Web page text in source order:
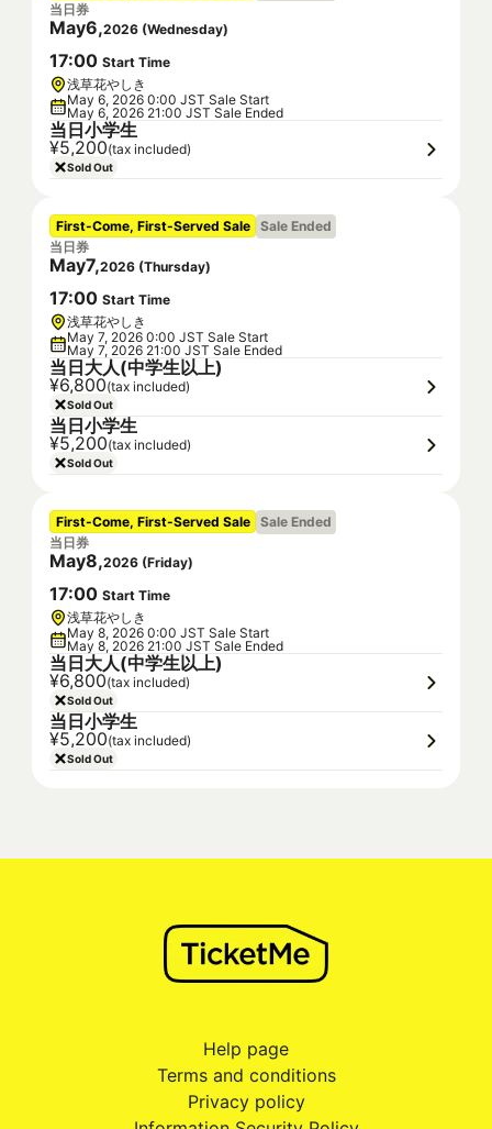
当日券
May6,2026 (Wednesday)
17:00 Start Time
浅草花やしき
May 6, 2026 0:00 JST Sale Start
May 6, 2026 21:00 JST Sale Ended
当日小学生
¥5,200(tax included)
Sold Out
First-Come, First-Served Sale Sale Ended
当日券
May7,2026 (Thursday)
17:00 Start Time
浅草花やしき
May 7, 2026 0:00 JST Sale Start
May 7, 2026 21:00 JST Sale Ended
当日大人(中学生以上)
¥6,800(tax included)
Sold Out
当日小学生
¥5,200(tax included)
Sold Out
First-Come, First-Served Sale Sale Ended
当日券
May8,2026 (Friday)
17:00 Start Time
浅草花やしき
May 8, 2026 0:00 JST Sale Start
May 8, 2026 21:00 JST Sale Ended
当日大人(中学生以上)
¥6,800(tax included)
Sold Out
当日小学生
¥5,200(tax included)
Sold Out
Help page
Terms and conditions
Privacy policy